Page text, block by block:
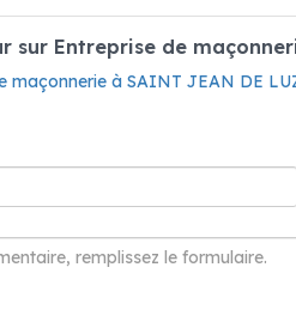
Entreprise de
maçonnerie à SAINT JEAN DE